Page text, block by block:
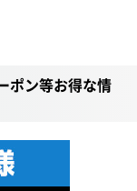
ポン等お得な情